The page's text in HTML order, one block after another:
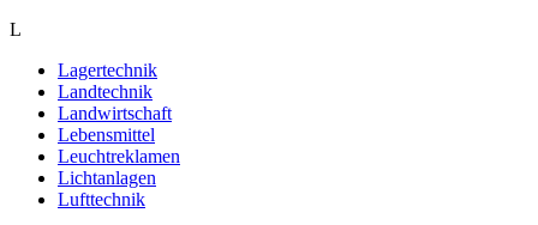
L
Lagertechnik
Landtechnik
Landwirtschaft
Lebensmittel
Leuchtreklamen
Lichtanlagen
Lufttechnik